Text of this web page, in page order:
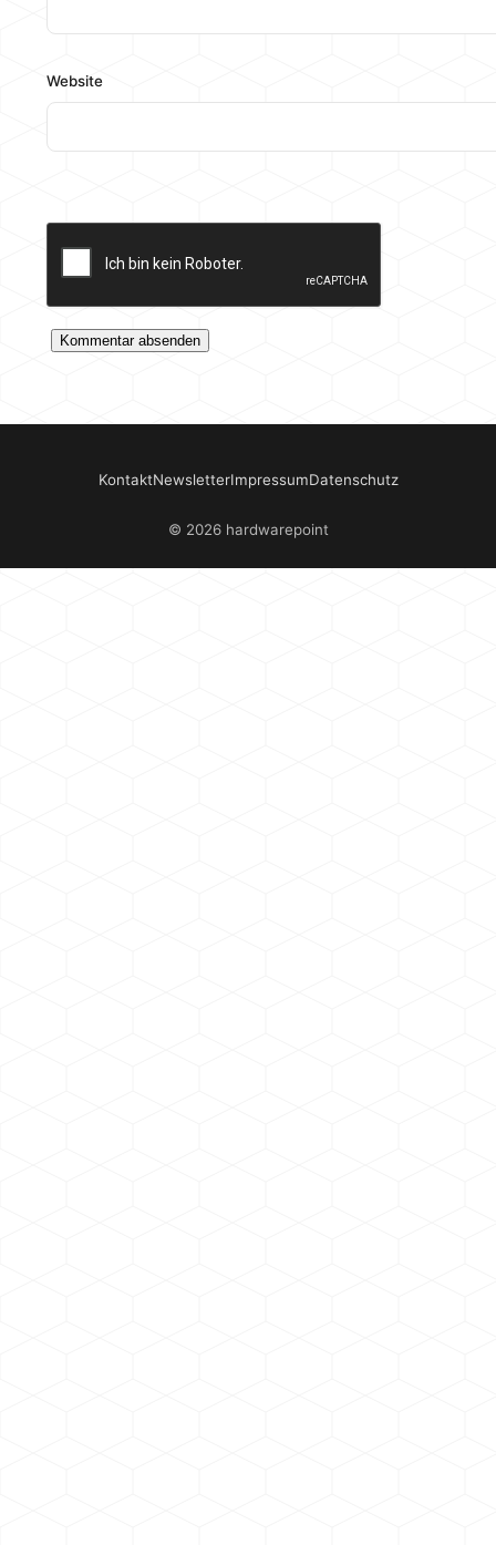
Website
KontaktNewsletterImpressumDatenschutz
© 2026 hardwarepoint